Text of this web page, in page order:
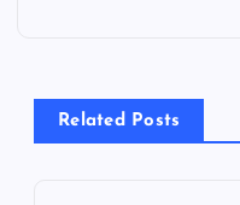
ビ
ゲRelated Posts